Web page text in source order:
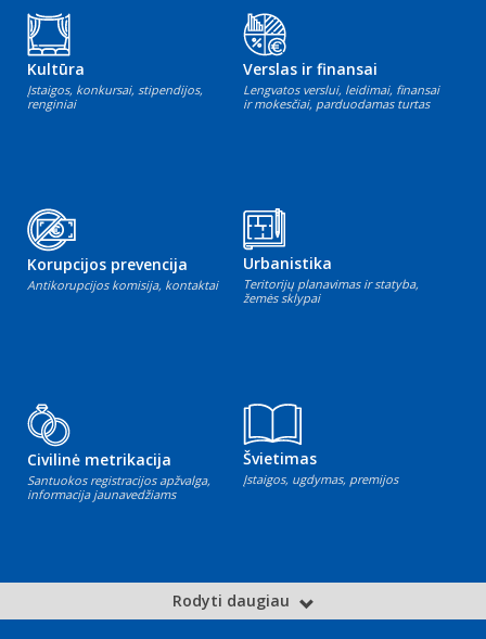
Kultūra
Įstaigos, konkursai, stipendijos,
renginiai
Verslas ir finansai
Lengvatos verslui, leidimai, finansai
ir mokesčiai, parduodamas turtas
Korupcijos prevencija
Antikorupcijos komisija, kontaktai
Urbanistika
Teritorijų planavimas ir statyba,
žemės sklypai
Civilinė metrikacija
Santuokos registracijos apžvalga,
informacija jaunavedžiams
Švietimas
Įstaigos, ugdymas, premijos
Rodyti daugiau